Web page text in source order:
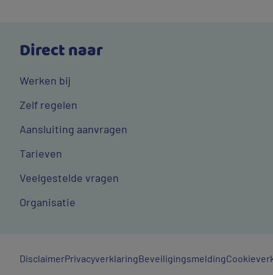
Direct naar
Werken bij
Zelf regelen
Aansluiting aanvragen
Tarieven
Veelgestelde vragen
Organisatie
Algemene
DisclaimerPrivacyverklaringBeveiligingsmelding